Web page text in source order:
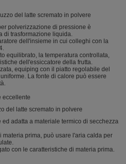
del latte scremato in polvere
polverizzazione di pressione è
di trasformazione liquida.
dell'insieme in cui colleghi con la
equilibrato, la temperatura controllata,
dell'essiccatore della frutta.
equiping con il piatto regolabile del
La fonte di calore può essere
eccellente
del latte scremato in polvere
adatta a materiale termico di secchezza
materia prima, può usare l'aria calda per
con le caratteristiche di materia prima.